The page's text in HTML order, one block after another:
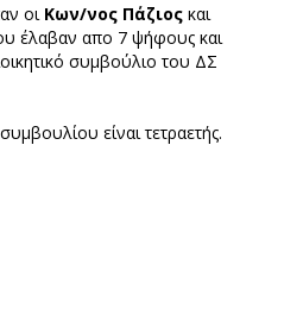
οι Κων/νος Πάζιος και
έλαβαν απο 7 ψήφους και
συμβούλιο του ΔΣ
είναι τετραετής.